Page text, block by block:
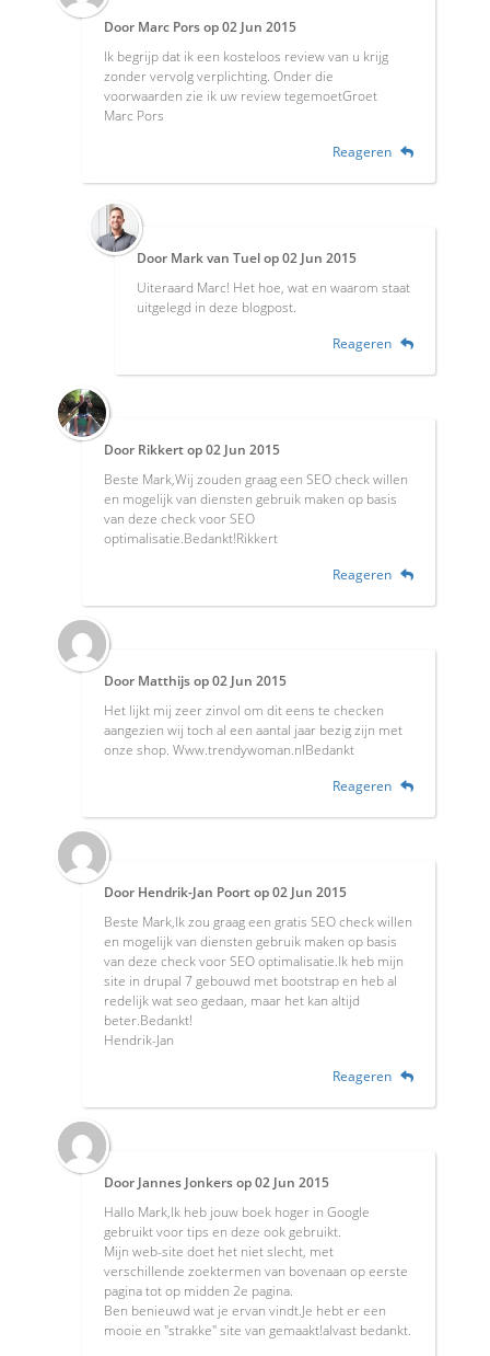
Door Marc Porsop02 Jun 2015
Ik begrijp dat ik een kosteloos review van u krijg
zonder vervolg verplichting. Onder die
voorwaarden zie ik uw review tegemoetGroet
Marc Pors
Reageren
Door Mark van Tuelop02 Jun 2015
Uiteraard Marc! Het hoe, wat en waarom staat
uitgelegd in deze blogpost.
Reageren
Door Rikkertop02 Jun 2015
Beste Mark,Wij zouden graag een SEO check willen
en mogelijk van diensten gebruik maken op basis
van deze check voor SEO
optimalisatie.Bedankt!Rikkert
Reageren
Door Matthijsop02 Jun 2015
Het lijkt mij zeer zinvol om dit eens te checken
aangezien wij toch al een aantal jaar bezig zijn met
onze shop. Www.trendywoman.nlBedankt
Reageren
Door Hendrik-Jan Poortop02 Jun 2015
Beste Mark,Ik zou graag een gratis SEO check willen
en mogelijk van diensten gebruik maken op basis
van deze check voor SEO optimalisatie.Ik heb mijn
site in drupal 7 gebouwd met bootstrap en heb al
redelijk wat seo gedaan, maar het kan altijd
beter.Bedankt!
Hendrik-Jan
Reageren
Door Jannes Jonkersop02 Jun 2015
Hallo Mark,Ik heb jouw boek hoger in Google
gebruikt voor tips en deze ook gebruikt.
Mijn web-site doet het niet slecht, met
verschillende zoektermen van bovenaan op eerste
pagina tot op midden 2e pagina.
Ben benieuwd wat je ervan vindt.Je hebt er een
mooie en "strakke" site van gemaakt!alvast bedankt.